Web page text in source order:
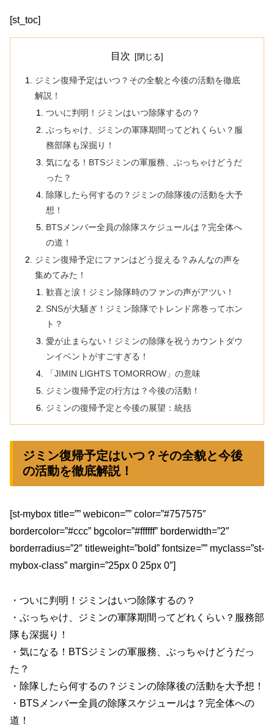
[st_toc]
目次
ジミン復帰予定はいつ？その全貌と今後の活動を徹底
解説！
ついに判明！ジミンはいつ除隊するの？
ぶっちゃけ、ジミンの軍隊期間ってどれくらい？服
務部隊も深掘り！
気になる！BTSジミンの軍服務、ぶっちゃけどうだ
った？
除隊したら何するの？ジミンの除隊後の活動を大予
想！
BTSメンバー全員の除隊スケジュールは？完全体へ
の道！
ジミン復帰予定にファンはどう捉える？みんなの声を
集めてみた！
歓喜と涙！ジミン除隊時のファンの声がアツい！
SNSが大騒ぎ！ジミン除隊でトレンド席巻ってホン
ト？
愛が止まらない！ジミンの除隊を祝うカウントダウ
ンイベントがすごすぎる！
「JIMIN LIGHTS TOMORROW」の意味
ジミン復帰予定の行方は？今後の活動！
ジミンの復帰予定と今後の展望：統括
ジミン復帰予定はいつ？その全貌と今後
の活動を徹底解説！
[st-mybox title=”” webicon=”” color=”#757575″
bordercolor=”#ccc” bgcolor=”#ffffff” borderwidth=”2″
borderradius=”2″ titleweight=”bold” fontsize=”” myclass=”st-
mybox-class” margin=”25px 0 25px 0″]
・ついに判明！ジミンはいつ除隊するの？
・ぶっちゃけ、ジミンの軍隊期間ってどれくらい？服務部
隊も深掘り！
・気になる！BTSジミンの軍服務、ぶっちゃけどうだっ
た？
・除隊したら何するの？ジミンの除隊後の活動を大予想！
・BTSメンバー全員の除隊スケジュールは？完全体への
道！